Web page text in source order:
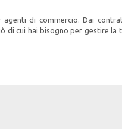
di commercio. Dai
di cui hai bisogno per gestire la